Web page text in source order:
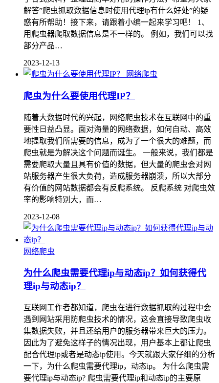
解答”爬虫抓取数据信息时使用代理ip有什么好处”的疑
惑有所帮助！接下来，请跟着小编一起来学习吧！ 1、
用爬虫器爬取数据信息是不一样的。 例如，我们可以找
部分产品…
2023-12-13
网络爬虫
爬虫为什么要使用代理IP？
随着大数据时代的兴起，网络爬虫技术在互联网中的重
要性日益凸显。面对海量的网络数据，如何自动、高效
地提取我们所需要的信息，成为了一个很大的难题，而
爬虫就是为解决这个问题而诞生。 一般来说，我们都是
需要爬取大量且具有价值的数据，但大量的爬虫会对网
站服务器产生很大负荷，造成服务器崩溃，所以大部分
有价值的网站数据都会有反爬系统。 反爬系统 对爬虫效
率的影响特别大，而…
2023-12-08
网络爬虫
为什么爬虫需要代理ip与动态ip？如何获得代
理ip与动态ip？
互联网工作者都知道，爬虫在进行数据抓取的过程中会
遇到网站采用防爬虫技术的情况，这会直接导致爬虫收
集数据失败，并且还给用户的服务器带来巨大的压力。
因此为了避免这样子的情况出现，用户基本上都让爬虫
配合代理ip或者是动态ip使用。今天就跟大家仔细的分析
一下，为什么爬虫需要代理ip，动态ip。 为什么爬虫需
要代理ip与动态ip? 爬虫需要代理ip和动态ip的主要原